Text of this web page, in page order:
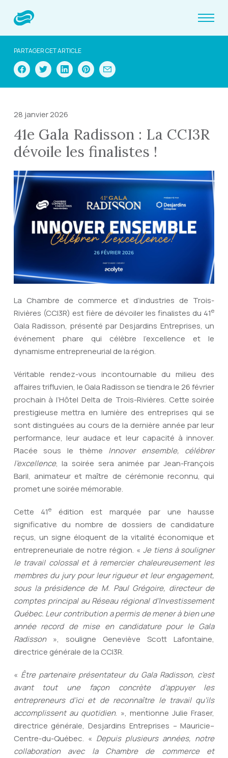
PARTAGER CET ARTICLE
28 janvier 2026
41e Gala Radisson : La CCI3R
dévoile les finalistes !
La Chambre de commerce et d’industries de Trois-
Rivières (CCI3R) est fière de dévoiler les finalistes du 41e
Gala Radisson, présenté par Desjardins Entreprises, un
événement phare qui célèbre l’excellence et le
dynamisme entrepreneurial de la région.
Véritable rendez-vous incontournable du milieu des
affaires trifluvien, le Gala Radisson se tiendra le 26 février
prochain à l’Hôtel Delta de Trois-Rivières. Cette soirée
prestigieuse mettra en lumière des entreprises qui se
sont distinguées au cours de la dernière année par leur
performance, leur audace et leur capacité à innover.
Placée sous le thème Innover ensemble, célébrer
l’excellence, la soirée sera animée par Jean-François
Baril, animateur et maître de cérémonie reconnu, qui
promet une soirée mémorable.
Cette 41e
édition est marquée par une hausse
significative du nombre de dossiers de candidature
reçus, un signe éloquent de la vitalité économique et
entrepreneuriale de notre région. « Je tiens à souligner
le travail colossal et à remercier chaleureusement les
membres du jury pour leur rigueur et leur engagement,
sous la présidence de M. Paul Grégoire, directeur de
comptes principal au Réseau régional d’Investissement
Québec. Leur contribution a permis de mener à bien une
année record de mise en candidature pour le Gala
Radisson», souligne Geneviève Scott Lafontaine,
directrice générale de la CCI3R.
« Être partenaire présentateur du Gala Radisson, c’est
avant tout une façon concrète d’appuyer les
entrepreneurs d’ici et de reconnaître le travail qu’ils
accomplissent au quotidien. », mentionne Julie Fraser,
directrice générale, Desjardins Entreprises – Mauricie–
Centre-du-Québec. « Depuis plusieurs années, notre
collaboration avec la Chambre de commerce et